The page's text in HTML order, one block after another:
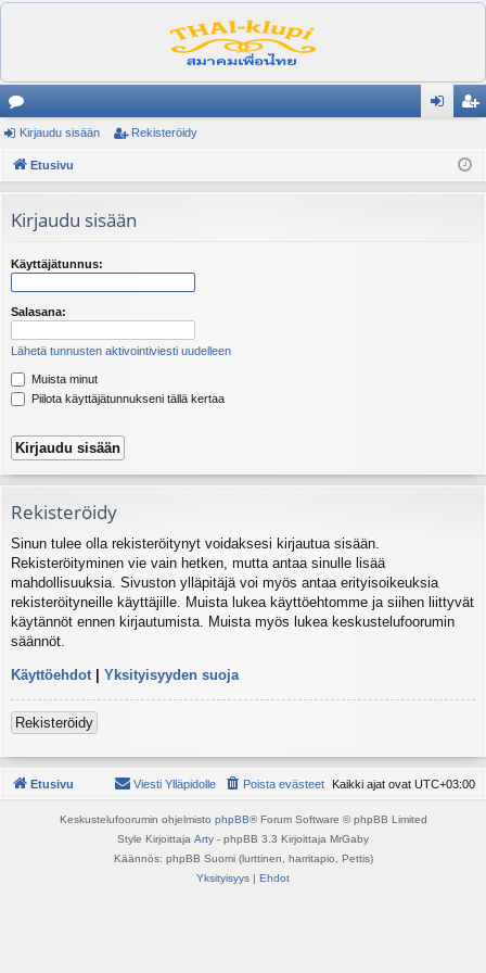
es
ku
el
ua
lu
ist
Kirjaudu sisään Rekisteröidy
Etusivu
Kirjaudu sisään
Käyttäjätunnus:
Salasana:
Lähetä tunnusten aktivointiviesti uudelleen
Muista minut
Piilota käyttäjätunnukseni tällä kertaa
Rekisteröidy
Sinun tulee olla rekisteröitynyt voidaksesi kirjautua sisään.
Rekisteröityminen vie vain hetken, mutta antaa sinulle lisää
mahdollisuuksia. Sivuston ylläpitäjä voi myös antaa erityisoikeuksia
rekisteröityneille käyttäjille. Muista lukea käyttöehtomme ja siihen liittyvät
käytännöt ennen kirjautumista. Muista myös lukea keskustelufoorumin
säännöt.
Käyttöehdot | Yksityisyyden suoja
Rekisteröidy
Etusivu Kaikki ajat ovat UTC+03:00
Poista evästeet
Viesti Ylläpidolle
Keskustelufoorumin ohjelmisto phpBB® Forum Software © phpBB Limited
Style Kirjoittaja Arty - phpBB 3.3 Kirjoittaja MrGaby
Käännös: phpBB Suomi (lurttinen, harritapio, Pettis)
Yksityisyys | Ehdot